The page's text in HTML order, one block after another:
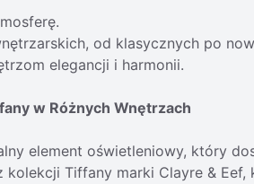
od klasycznych po
elegancji i harmonii.
w Różnych Wnętrzach
element oświetleniowy, który
kolekcji Tiffany marki Clayre &